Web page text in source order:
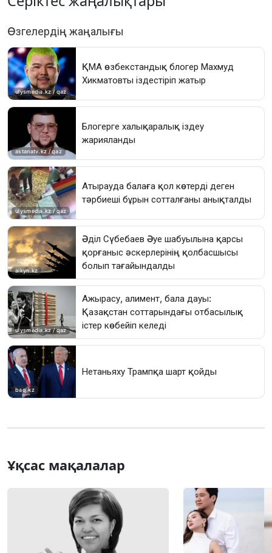
Ұқсас мақалалар